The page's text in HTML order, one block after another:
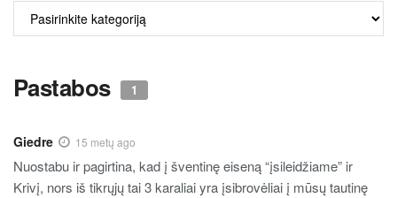
ALKO
TURINYS
Pastabos 1
Giedre 15 metų ago
Nuostabu ir pagirtina, kad į šventinę eiseną “įsileidžiame” ir
Krivį, nors iš tikrųjų tai 3 karaliai yra įsibrovėliai į mūsų tautinę